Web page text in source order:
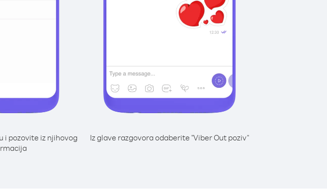
i pozovite iz njihovog
Iz glave razgovora odaberite "Viber Out poziv"